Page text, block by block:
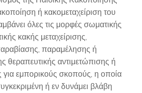
ή κακομεταχείριση του
όλες τις μορφές σωματικής
κακής μεταχείρισης,
παραμέλησης ή
θεραπευτικής αντιμετώπισης ή
για εμπορικούς σκοπούς, η οποία
ή εν δυνάμει βλάβη